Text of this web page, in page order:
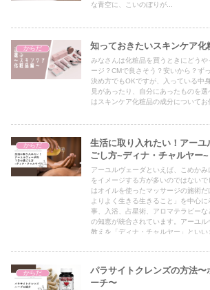
な青空に、こいのぼりが...
からだ 知っておきたいスキンケア
みなさんは化粧品を買うときにどう
ージ？CMで良さそう？安いから？ず
決め方でもOKですが、入っている中
見があったり、自分にあったものを
はスキンケア化粧品の成分についてお
からだ
生活に取り入れたい！アー
ごし方~ディナ・チャルヤー~
アーユルヴェーダといえば、こめか
をイメージする方が多いのではない
はオイルを使ったマッサージの施術
よりよく生きる生きること」を中心
事、入浴、占星術、アロマテラピー
の知恵が統合されています。アーユ
教えを「ディナ・チャルヤー」とい
からだ
パラサイトクレンズの方法〜
ーチ〜